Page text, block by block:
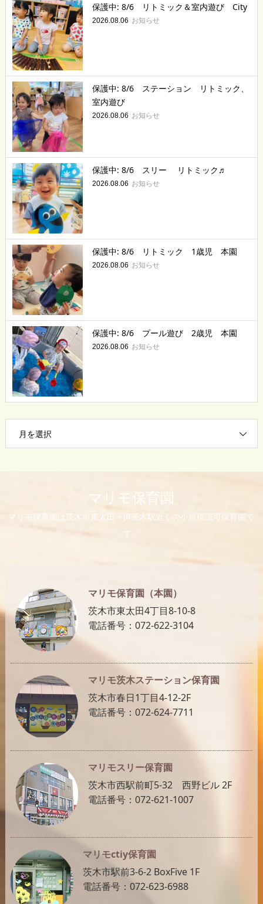
保護中: 8/6 リトミック＆室内遊び City
2026.08.06 お知らせ
保護中: 8/6 ステーション リトミック、
室内遊び
2026.08.06 お知らせ
保護中: 8/6 スリー リトミック♬
2026.08.06 お知らせ
保護中: 8/6 リトミック 1歳児 本園
2026.08.06 お知らせ
保護中: 8/6 プール遊び 2歳児 本園
2026.08.06 お知らせ
月を選択
マリモ保育園
マリモ保育園は茨木市東太田・JR茨木駅近くの小規模認可保育園で
す。
マリモ保育園（本園）
茨木市東太田4丁目8-10-8
電話番号：072-622-3104
マリモ茨木ステーション保育園
茨木市春日1丁目4-12-2F
電話番号：072-624-7711
マリモスリー保育園
茨木市西駅前町5-32 西野ビル 2F
電話番号：072-621-1007
マリモctiy保育園
茨木市駅前3-6-2 BoxFive 1F
電話番号：072-623-6988